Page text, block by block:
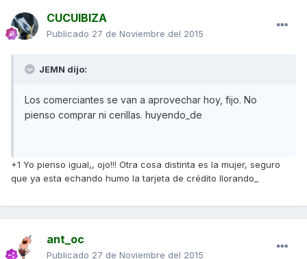
CUCUIBIZA
Publicado 27 de Noviembre del 2015
JEMN dijo:
Los comerciantes se van a aprovechar hoy, fijo. No
pienso comprar ni cerillas. huyendo_de
+1 Yo pienso igual,, ojo!!! Otra cosa distinta es la mujer, seguro
que ya esta echando humo la tarjeta de crédito llorando_
ant_oc
Publicado 27 de Noviembre del 2015